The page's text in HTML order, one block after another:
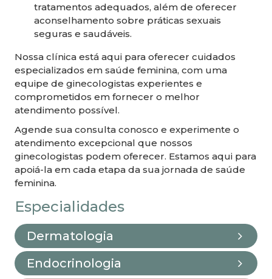
tratamentos adequados, além de oferecer
aconselhamento sobre práticas sexuais
seguras e saudáveis.
Nossa clínica está aqui para oferecer cuidados
especializados em saúde feminina, com uma
equipe de ginecologistas experientes e
comprometidos em fornecer o melhor
atendimento possível.
Agende sua consulta conosco e experimente o
atendimento excepcional que nossos
ginecologistas podem oferecer. Estamos aqui para
apoiá-la em cada etapa da sua jornada de saúde
feminina.
Especialidades
Dermatologia
Endocrinologia